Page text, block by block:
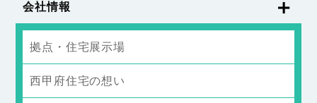
会社情報
拠点・住宅展示場
西甲府住宅の想い